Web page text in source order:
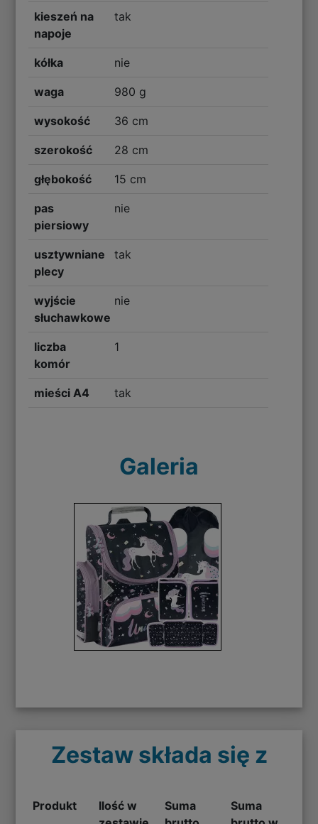
kieszeń na
napoje
tak
kółka nie
waga 980 g
wysokość 36 cm
szerokość 28 cm
głębokość 15 cm
pas
piersiowy
nie
usztywniane
plecy
tak
wyjście
słuchawkowe
nie
liczba
komór
1
mieści A4 tak
Galeria
Zestaw składa się z
Produkt
Ilość w
Suma
Suma